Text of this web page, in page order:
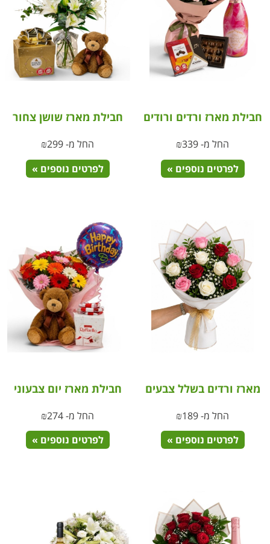
חבילת מארז ורדים ורודים
החל מ- ₪339
לפרטים נוספים »
חבילת מארז שושן צחור
החל מ- ₪299
לפרטים נוספים »
מארז ורדים בשלל צבעים
החל מ- ₪189
לפרטים נוספים »
חבילת מארז יום צבעוני
החל מ- ₪274
לפרטים נוספים »